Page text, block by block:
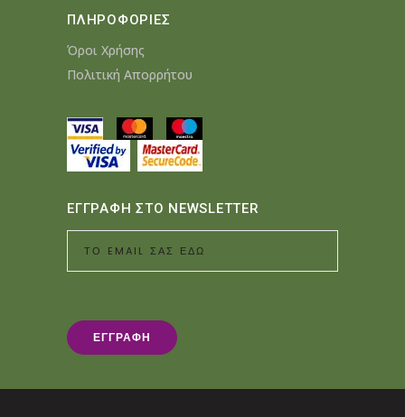
ΠΛΗΡΟΦΟΡΙΕΣ
Όροι Χρήσης
Πολιτική Απορρήτου
ΕΓΓΡΑΦΗ ΣΤΟ NEWSLETTER